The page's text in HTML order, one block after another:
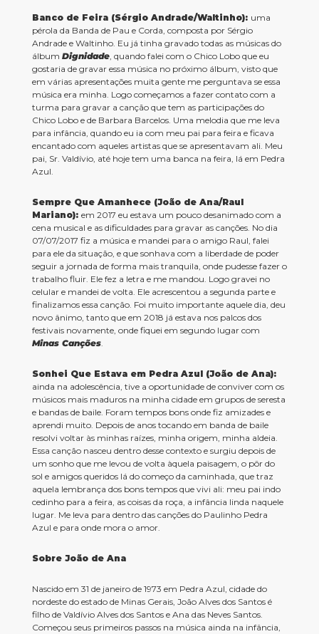
Banco de Feira (Sérgio Andrade/Waltinho): uma
pérola da Banda de Pau e Corda, composta por Sérgio
Andrade e Waltinho. Eu já tinha gravado todas as músicas do
álbum Dignidade, quando falei com o Chico Lobo que eu
gostaria de gravar essa música no próximo álbum, visto que
em várias apresentações muita gente me perguntava se essa
música era minha. Logo começamos a fazer contato com a
turma para gravar a canção que tem as participações do
Chico Lobo e de Barbara Barcelos. Uma melodia que me leva
para infância, quando eu ia com meu pai para feira e ficava
encantado com aqueles artistas que se apresentavam ali. Meu
pai, Sr. Valdívio, até hoje tem uma banca na feira, lá em Pedra
Azul.
Sempre Que Amanhece (João de Ana/Raul
Mariano): em 2017 eu estava um pouco desanimado com a
cena musical e as dificuldades para gravar as canções. No dia
07/07/2017 fiz a música e mandei para o amigo Raul, falei
para ele da situação, e que sonhava com a liberdade de poder
seguir a jornada de forma mais tranquila, onde pudesse fazer o
trabalho fluir. Ele fez a letra e me mandou. Logo gravei no
celular e mandei de volta. Ele acrescentou a segunda parte e
finalizamos essa canção. Foi muito importante aquele dia, deu
novo ânimo, tanto que em 2018 já estava nos palcos dos
festivais novamente, onde fiquei em segundo lugar com
Minas Canções.
Sonhei Que Estava em Pedra Azul (João de Ana):
ainda na adolescência, tive a oportunidade de conviver com os
músicos mais maduros na minha cidade em grupos de seresta
e bandas de baile. Foram tempos bons onde fiz amizades e
aprendi muito. Depois de anos tocando em banda de baile
resolvi voltar às minhas raízes, minha origem, minha aldeia.
Essa canção nasceu dentro desse contexto e surgiu depois de
um sonho que me levou de volta àquela paisagem, o pôr do
sol e amigos queridos lá do começo da caminhada, que traz
aquela lembrança dos bons tempos que vivi ali: meu pai indo
cedinho para a feira, as coisas da roça, a infância linda naquele
lugar. Me leva para dentro das canções do Paulinho Pedra
Azul e para onde mora o amor.
Sobre João de Ana
Nascido em 31 de janeiro de 1973 em Pedra Azul, cidade do
nordeste do estado de Minas Gerais, João Alves dos Santos é
filho de Valdívio Alves dos Santos e Ana das Neves Santos.
Começou seus primeiros passos na música ainda na infância,